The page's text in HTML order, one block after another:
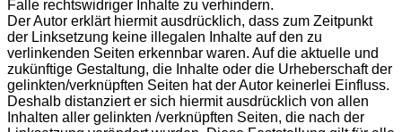
Falle rechtswidriger Inhalte zu verhindern.
Der Autor erklärt hiermit ausdrücklich, dass zum Zeitpunkt
der Linksetzung keine illegalen Inhalte auf den zu
verlinkenden Seiten erkennbar waren. Auf die aktuelle und
zukünftige Gestaltung, die Inhalte oder die Urheberschaft der
gelinkten/verknüpften Seiten hat der Autor keinerlei Einfluss.
Deshalb distanziert er sich hiermit ausdrücklich von allen
Inhalten aller gelinkten /verknüpften Seiten, die nach der